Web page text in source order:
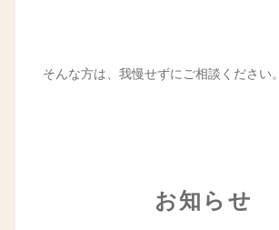
そんな方は、我慢せずにご相談ください。
お知らせ